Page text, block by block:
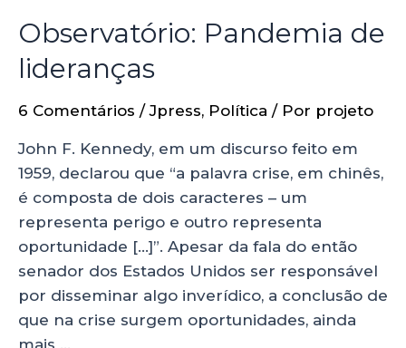
Observatório: Pandemia de
lideranças
6 Comentários /Jpress, Política / Por projeto
John F. Kennedy, em um discurso feito em
1959, declarou que “a palavra crise, em chinês,
é composta de dois caracteres – um
representa perigo e outro representa
oportunidade […]”. Apesar da fala do então
senador dos Estados Unidos ser responsável
por disseminar algo inverídico, a conclusão de
que na crise surgem oportunidades, ainda